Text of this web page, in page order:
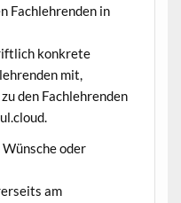
Fachlehrenden in
konkrete
mit,
den Fachlehrenden
oder
am